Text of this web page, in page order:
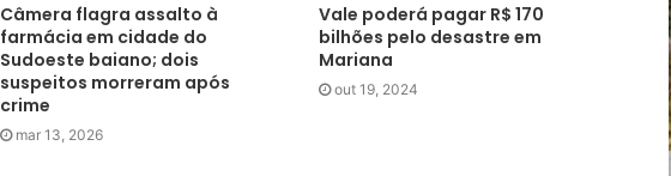
Câmera flagra assalto à
farmácia em cidade do
Sudoeste baiano; dois
suspeitos morreram após
crime
mar 13, 2026
Vale poderá pagar R$ 170
bilhões pelo desastre em
Mariana
out 19, 2024